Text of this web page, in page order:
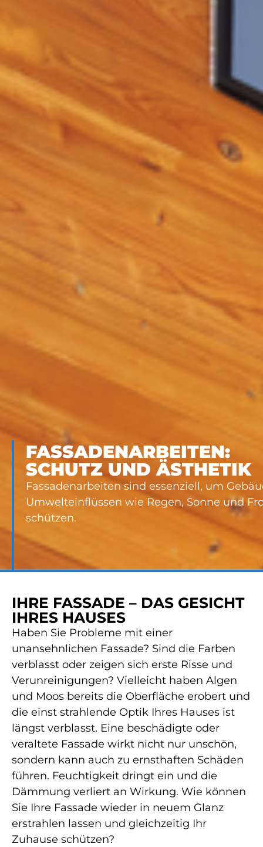
FASSADENARBEITEN:
SCHUTZ UND ÄSTHETIK
Fassadenarbeiten sind essenziell, um
Umwelteinflüssen wie Regen, Sonne und
schützen.
IHRE FASSADE – DAS GESICHT
IHRES HAUSES
Haben Sie Probleme mit einer
unansehnlichen Fassade? Sind die Farben
verblasst oder zeigen sich erste Risse und
Verunreinigungen? Vielleicht haben Algen
und Moos bereits die Oberfläche erobert und
die einst strahlende Optik Ihres Hauses ist
längst verblasst. Eine beschädigte oder
veraltete Fassade wirkt nicht nur unschön,
sondern kann auch zu ernsthaften Schäden
führen. Feuchtigkeit dringt ein und die
Dämmung verliert an Wirkung. Wie können
Sie Ihre Fassade wieder in neuem Glanz
erstrahlen lassen und gleichzeitig Ihr
Zuhause schützen?